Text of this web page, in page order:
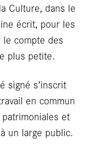
Culture, dans le
écrit, pour les
le compte des
plus petite.
signé s’inscrit
en commun
et
un large public.